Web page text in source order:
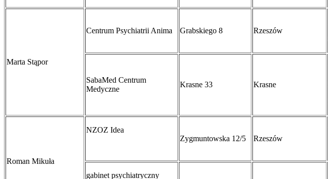
Marta Stąpor
Centrum Psychiatrii Anima Grabskiego 8 Rzeszów
SabaMed Centrum
Medyczne
Krasne 33 Krasne
Roman Mikuła
NZOZ Idea
Zygmuntowska 12/5
Rzeszów
gabinet psychiatryczny